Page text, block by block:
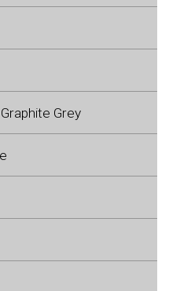
Grey